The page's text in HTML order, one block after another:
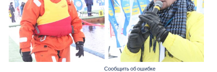
Сообщить об ошибке